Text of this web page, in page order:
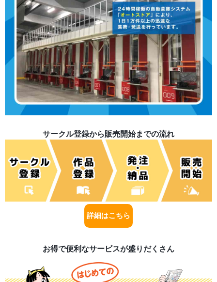
サークル登録から販売開始までの流れ
詳細はこちら
お得で便利なサービスが盛りだくさん